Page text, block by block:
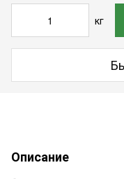
кг
Описание